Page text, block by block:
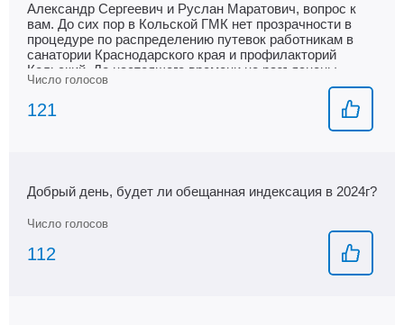
Александр Сергеевич и Руслан Маратович, вопрос к
вам. До сих пор в Кольской ГМК нет прозрачности в
процедуре по распределению путевок работникам в
санатории Краснодарского края и профилакторий
Кольский. До настоящего времени не разъяснены
работникам - методика, результат распределения
баллов, что учитывается, что не учитывается. !!! НЕТ
ОБРАТНОЙ СВЯЗИ работнику по итогу согласования
вопросы. Получается такая история - 8 лет не дают
мало баллов и то скажут, когда ты сам лично звонишь в
службу по соц. льготам. КАК ЭТО БУДЕМ РЕШАТЬ?
121
Добрый день, будет ли обещанная индексация в 2024г?
112